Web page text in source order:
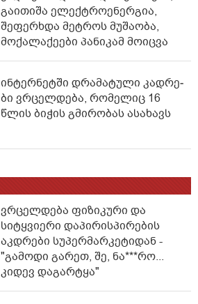
გაითიშა ელექტროენერგია,
შეფერხდა მეტროს მუშაობა,
მოქალაქეები პანიკამ მოიცვა
ინ­ტერ­ნეტ­ში დრა­მა­ტუ­ლი კად­რე­
ბი ვრცელდება, რომელიც 16
წლის ბიჭის გმირობას ასახავს
ვრცელდება ფიზიკური და
სიტყვიერი დაპირისპირების
აკდრები სუპერმარკეტიდან -
"გამოდი გარეთ, შე, ნა***რო...
კიდევ დაგარტყა"